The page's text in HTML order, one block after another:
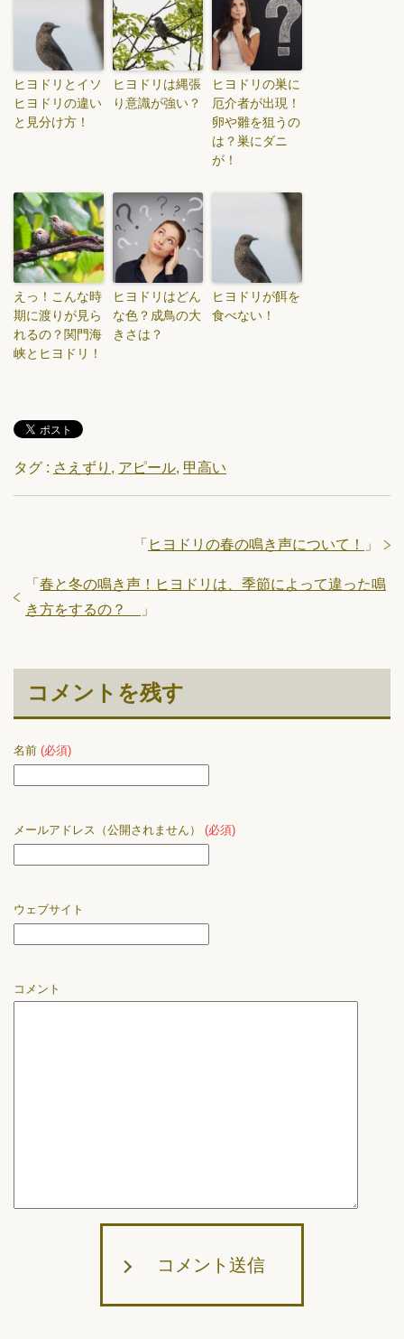
ヒヨドリとイソ
ヒヨドリの違い
と見分け方！
ヒヨドリは縄張
り意識が強い？
ヒヨドリの巣に
厄介者が出現！
卵や雛を狙うの
は？巣にダニ
が！
えっ！こんな時
期に渡りが見ら
れるの？関門海
峡とヒヨドリ！
ヒヨドリはどん
な色？成鳥の大
きさは？
ヒヨドリが餌を
食べない！
タグ : さえずり , アピール, 甲高い
「 ヒヨドリの春の鳴き声について！ 」
「 春と冬の鳴き声！ヒヨドリは、季節によって違った鳴
き方をするの？
」
コメントを残す
名前 (必須)
メールアドレス（公開されません） (必須)
ウェブサイト
コメント
コメント送信